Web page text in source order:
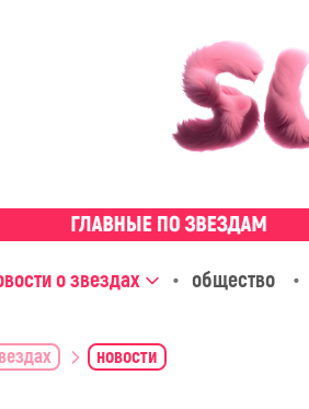
о звездах общество
новости